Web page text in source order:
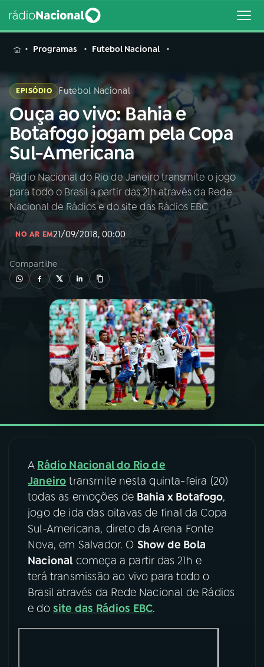
MENU
Buscar
na
Rádio
Nacional
Buscar
AO VIVO
PROGRAMAS
PODCASTS
VIDEOCASTS
08FESTIVAL DE MÚSICA
ACOMPANHE A RÁDIO NACIONAL
YouTube Facebook
Instagram X
TikTok
Programas Futebol Nacional
EPISÓDIO Futebol Nacional
Ouça ao vivo: Bahia e
Botafogo jogam pela Copa
Sul-Americana
Rádio Nacional do Rio de Janeiro transmite o jogo
para todo o Brasil a partir das 21h através da Rede
Nacional de Rádios e do site das Rádios EBC
NO AR EM21/09/2018, 00:00
Compartilhe
A Rádio Nacional do Rio de
Janeiro transmite nesta quinta-feira (20)
todas as emoções de Bahia x Botafogo,
jogo de ida das oitavas de final da Copa
Sul-Americana, direto da Arena Fonte
Nova, em Salvador. O Show de Bola
Nacional começa a partir das 21h e
terá transmissão ao vivo para todo o
Brasil através da Rede Nacional de Rádios
e do site das Rádios EBC.